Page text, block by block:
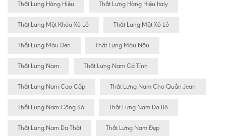
Thắt Lưng Hàng Hiệu Thắt Lưng Hàng Hiệu Italy
Thắt Lưng Mặt Khóa Xỏ Lỗ Thắt Lưng Mặt Xỏ Lỗ
Thắt Lưng Màu Đen Thắt Lưng Màu Nâu
Thắt Lưng Nam Thắt Lưng Nam Cá Tính
Thắt Lưng Nam Cao Cấp Thắt Lưng Nam Cho Quần Jean
Thắt Lưng Nam Công Sở Thắt Lưng Nam Da Bò
Thắt Lưng Nam Da Thật Thắt Lưng Nam Đẹp